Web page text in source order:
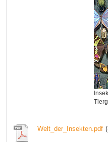
Welt_der_Insekten.pdf